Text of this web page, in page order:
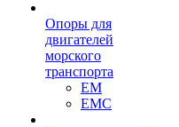
Опоры для
двигателей
морского
транспорта
EM
EMC